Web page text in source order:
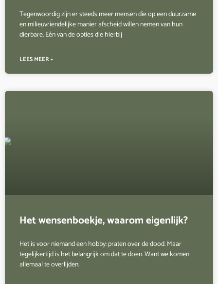
Tegenwoordig zijn er steeds meer mensen die op een duurzame
en milieuvriendelijke manier afscheid willen nemen van hun
dierbare. Eén van de opties die hierbij
LEES MEER »
Het wensenboekje, waarom eigenlijk?
Het is voor niemand een hobby: praten over de dood. Maar
tegelijkertijd is het belangrijk om dat te doen. Want we komen
allemaal te overlijden.